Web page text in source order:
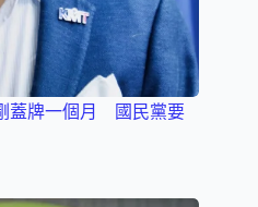
蓋牌一個月 國民黨要